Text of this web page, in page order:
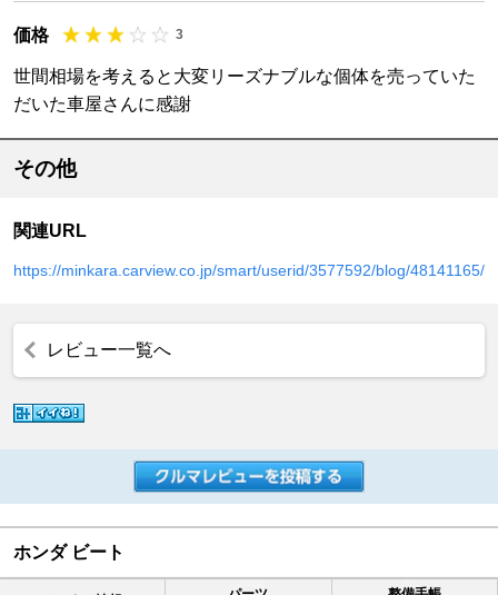
価格 3
世間相場を考えると大変リーズナブルな個体を売っていた
だいた車屋さんに感謝
その他
関連URL
https://minkara.carview.co.jp/smart/userid/3577592/blog/48141165/
レビュー一覧へ
ホンダ ビート